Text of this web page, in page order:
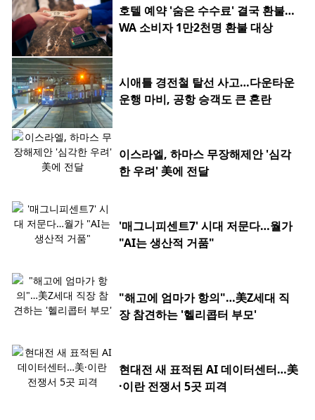
호텔 예약 '숨은 수수료' 결국 환불…
WA 소비자 1만2천명 환불 대상
시애틀 경전철 탈선 사고…다운타운
운행 마비, 공항 승객도 큰 혼란
이스라엘, 하마스 무장해제안 '심각
한 우려' 美에 전달
'매그니피센트7' 시대 저문다…월가
"AI는 생산적 거품"
"해고에 엄마가 항의"…美Z세대 직
장 참견하는 '헬리콥터 부모'
현대전 새 표적된 AI 데이터센터…美
·이란 전쟁서 5곳 피격